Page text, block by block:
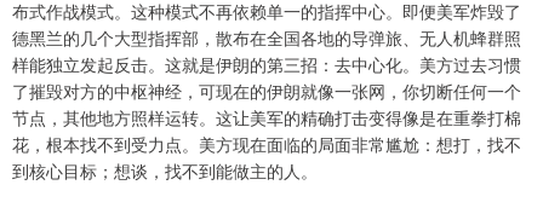
布式作战模式。这种模式不再依赖单一的指挥中心。即便美军炸毁了
德黑兰的几个大型指挥部，散布在全国各地的导弹旅、无人机蜂群照
样能独立发起反击。这就是伊朗的第三招：去中心化。美方过去习惯
了摧毁对方的中枢神经，可现在的伊朗就像一张网，你切断任何一个
节点，其他地方照样运转。这让美军的精确打击变得像是在重拳打棉
花，根本找不到受力点。美方现在面临的局面非常尴尬：想打，找不
到核心目标；想谈，找不到能做主的人。